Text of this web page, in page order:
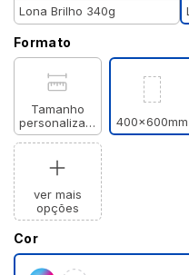
Lona Brilho 340g
Formato
Tamanho
personalizado
400x600mm
ver mais
opções
Cor